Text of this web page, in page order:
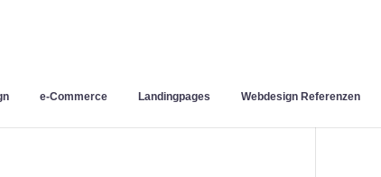
e-Commerce Landingpages Webdesign Referenzen